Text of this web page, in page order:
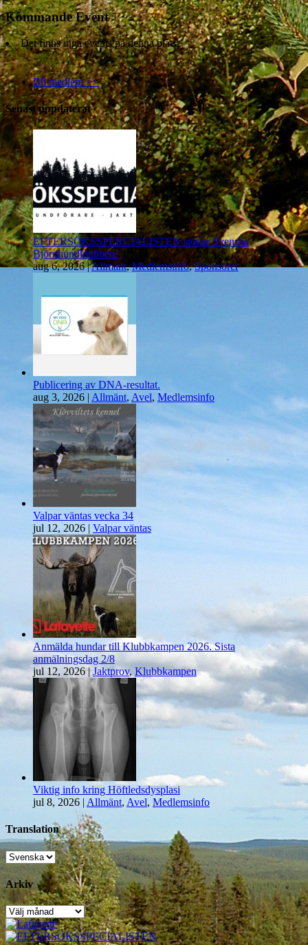
Kommande Event
Det finns inga events på denna plats.
Bli medlem >>
Senast uppdaterat
EFTERSÖKSSPERCIALISTEN stöttar Svenska
Björnhundklubben!
aug 6, 2026|Allmänt,Medlemsinfo,Sponsorer
Publicering av DNA-resultat.
aug 3, 2026 | Allmänt, Avel, Medlemsinfo
Valpar väntas vecka 34
jul 12, 2026 | Valpar väntas
Anmälda hundar till Klubbkampen 2026. Sista
anmälningsdag 2/8
jul 12, 2026|Jaktprov, Klubbkampen
Viktig info kring Höftledsdysplasi
jul 8, 2026 | Allmänt, Avel, Medlemsinfo
Translation
Arkiv
Arkiv